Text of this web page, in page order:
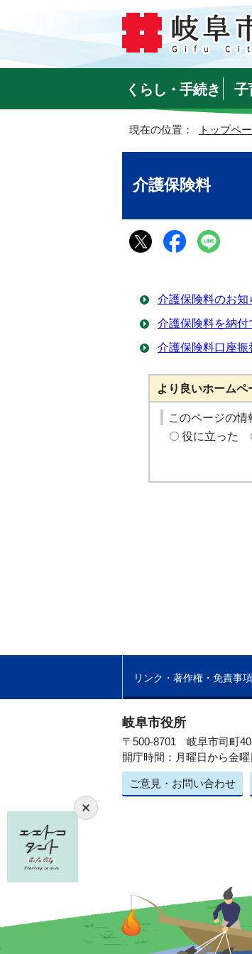
くらし・手続き 子
現在の位置： トップペ
介護保険料
介護保険料のお知
介護保険料を納付
介護保険料口座振
より良いホームペ
このページの情
役に立った
リンク・著作権・免責事項
岐阜市役所
〒500-8701 岐阜市司町
開庁時間：月曜日から金
ご意見・お問い合わせ